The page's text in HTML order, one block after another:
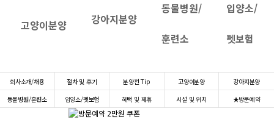
고양이분양 강아지분양
동물병원/
훈련소
입양소/
펫보험
회사소개/채용 절차 및 후기 분양전 Tip 고양이분양
강아지분양
동물병원/훈련소
입양소/펫보험 혜택 및 제휴 시설 및 위치 ★방문예약